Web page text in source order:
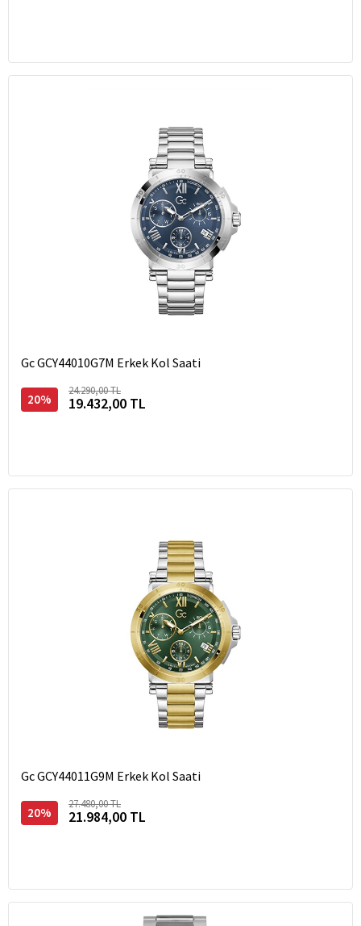
Gc GCY44010G7M Erkek Kol Saati
20%
24.290,00 TL
19.432,00 TL
Gc GCY44011G9M Erkek Kol Saati
20%
27.480,00 TL
21.984,00 TL